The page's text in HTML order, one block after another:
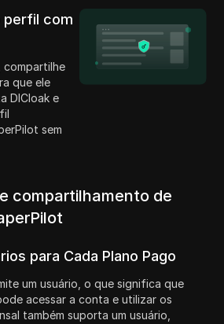
perfil com
compartilhe
que ele
DICloak e
sem
compartilhamento de
para Cada Plano Pago
um usuário, o que significa que
acessar a conta e utilizar os
também suporta um usuário,